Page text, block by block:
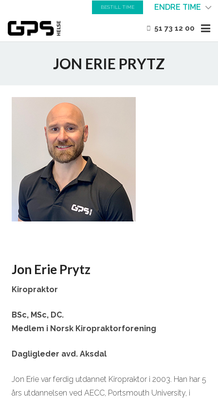
BESTILL TIME ENDRE TIME
51 73 12 00
GYM
BEHANDLING
FAGARTIKLER
KONTAKT OSS
JON ERIE PRYTZ
Jon Erie Prytz
Kiropraktor
BSc, MSc, DC.
Medlem i Norsk Kiropraktorforening
Dagligleder avd. Aksdal
Jon Erie var ferdig utdannet Kiropraktor i 2003. Han har 5
års utdannelsen ved AECC, Portsmouth University, i